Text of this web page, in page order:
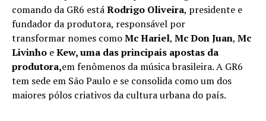
comando da GR6 estáRodrigo Oliveira, presidente e
fundador da produtora, responsável por
transformar nomes comoMc Hariel, Mc Don Juan, Mc
Livinho eKew, uma das principais apostas da
produtora,em fenômenos da música brasileira. A GR6
tem sede em São Paulo e se consolida como um dos
maiores pólos criativos da cultura urbana do país.